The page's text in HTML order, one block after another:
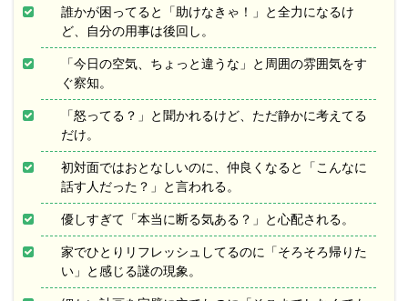
誰かが困ってると「助けなきゃ！」と全力になるけ
ど、自分の用事は後回し。
「今日の空気、ちょっと違うな」と周囲の雰囲気をす
ぐ察知。
「怒ってる？」と聞かれるけど、ただ静かに考えてる
だけ。
初対面ではおとなしいのに、仲良くなると「こんなに
話す人だった？」と言われる。
優しすぎて「本当に断る気ある？」と心配される。
家でひとりリフレッシュしてるのに「そろそろ帰りた
い」と感じる謎の現象。